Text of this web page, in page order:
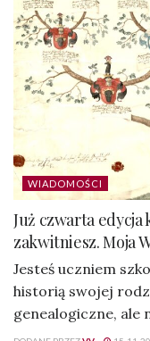
WIADOMOŚCI
Już czwarta edycja
zakwitniesz. Moja
Jesteś uczniem
historią swojej
genealogiczne, ale